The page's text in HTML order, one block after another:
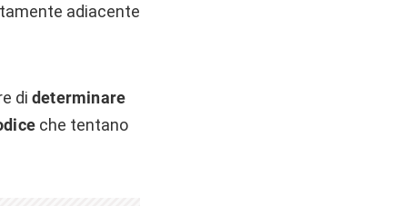
adiacente
di determinare
che tentano